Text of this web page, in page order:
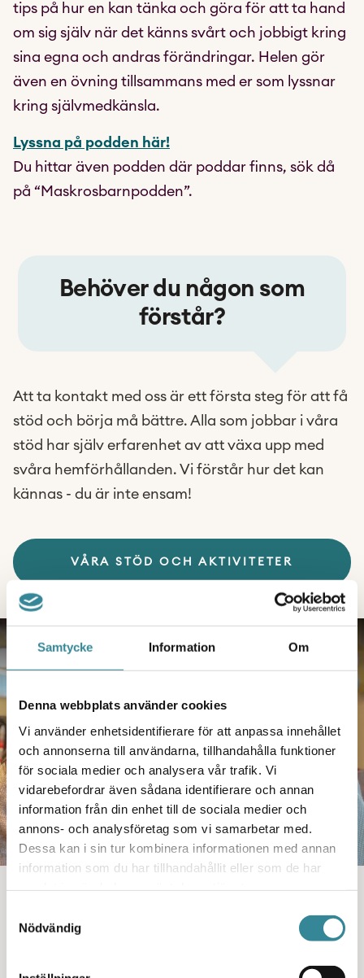
Samtycke Information Om
Denna webbplats använder cookies
Vi använder enhetsidentifierare för att anpassa innehållet
och annonserna till användarna, tillhandahålla funktioner
för sociala medier och analysera vår trafik. Vi
vidarebefordrar även sådana identifierare och annan
information från din enhet till de sociala medier och
annons- och analysföretag som vi samarbetar med.
Dessa kan i sin tur kombinera informationen med annan
information som du har tillhandahållit eller som de har
Nödvändig
tips på hur en kan tänka och göra för att ta hand
om sig själv när det känns svårt och jobbigt kring
sina egna och andras förändringar. Helen gör
även en övning tillsammans med er som lyssnar
kring självmedkänsla.
Lyssna på podden här!
Du hittar även podden där poddar finns, sök då
på “Maskrosbarnpodden”.
Behöver du någon som
förstår?
Att ta kontakt med oss är ett första steg för att få
stöd och börja må bättre. Alla som jobbar i våra
stöd har själv erfarenhet av att växa upp med
svåra hemförhållanden. Vi förstår hur det kan
kännas - du är inte ensam!
VÅRA STÖD OCH AKTIVITETER
#64 Att fira jul som
maskrosbarn